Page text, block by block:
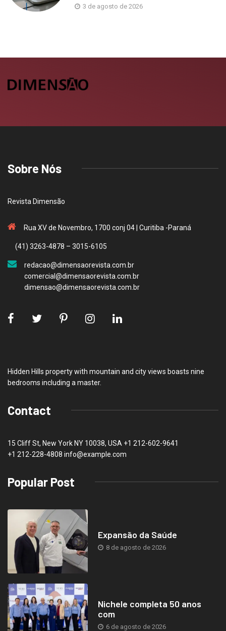
3 de agosto de 2026
Sobre Nós
Revista Dimensão
Rua XV de Novembro, 1700 conj 04 | Curitiba -Paraná
(41) 3263-4878 – 3015-6105
redacao@dimensaorevista.com.br
comercial@dimensaorevista.com.br
dimensao@dimensaorevista.com.br
Hidden Hills property with mountain and city views boasts nine
bedrooms including a master.
Contact
15 Cliff St, New York NY 10038, USA +1 212-602-9641
+1 212-228-4808 info@example.com
Popular Post
Expansão da Saúde
8 de agosto de 2026
Nichele completa 50 anos
com
6 de agosto de 2026